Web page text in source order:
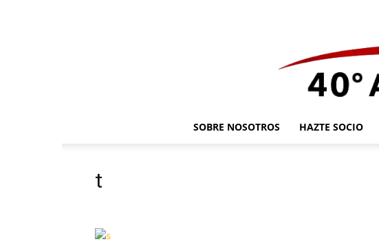
SOBRE NOSOTROS HAZTE SOCIO
t